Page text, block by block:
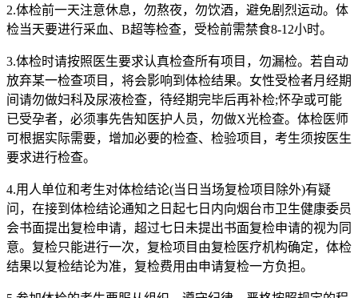
2.体检前一天注意休息，勿熬夜，勿饮酒，避免剧烈运动。体
检当天要进行采血、B超等检查，受检前需禁食8-12小时。
3.体检时请按照医生要求认真检查所有项目，勿漏检。若自动
放弃某一检查项目，将会影响到体检结果。女性受检者月经期
间请勿做妇科及尿液检查，待经期完毕后再补检;怀孕或可能
已受孕者，必须事先告知医护人员，勿做X光检查。体检医师
可根据实际需要，增加必要的检查、检验项目，考生须按医生
要求进行检查。
4.用人单位和考生对体检结论(当日当场复检项目除外)有疑
问，在接到体检结论通知之日起七日内向烟台市卫生健康委员
会书面提出复检申请，超过七日未提出书面复检申请的视为同
意。复检只能进行一次，复检项目由复检医疗机构确定，体检
结果以复检结论为准，复检费用由申请复检一方负担。